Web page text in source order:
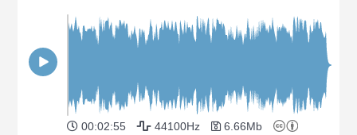
00:02:55 44100Hz 6.66Mb